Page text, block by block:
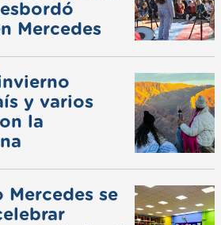
Mercedes
y varios
la
Mercedes se